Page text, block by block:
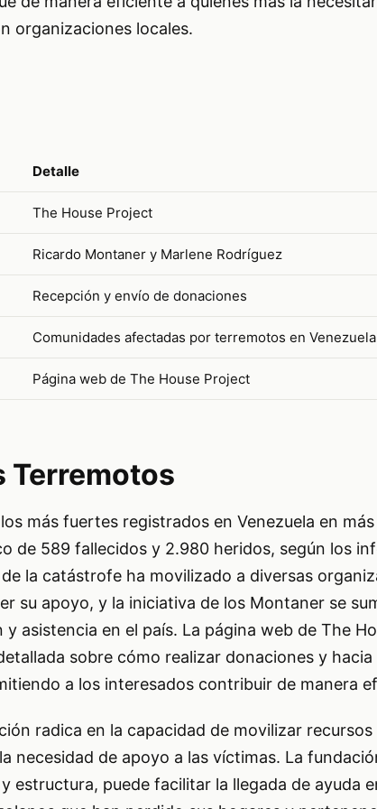
organizaciones locales.
Detalle
The House Project
Ricardo Montaner y Marlene Rodríguez
Recepción y envío de donaciones
Comunidades afectadas por terremotos en Venezuela
Página web de The House Project
Terremotos
más fuertes registrados en Venezuela en
de 589 fallecidos y 2.980 heridos, según los
la catástrofe ha movilizado a diversas
su apoyo, y la iniciativa de los Montaner se
asistencia en el país. La página web de The
sobre cómo realizar donaciones y hacia
a los interesados contribuir de manera
radica en la capacidad de movilizar
necesidad de apoyo a las víctimas. La
estructura, puede facilitar la llegada de ayuda